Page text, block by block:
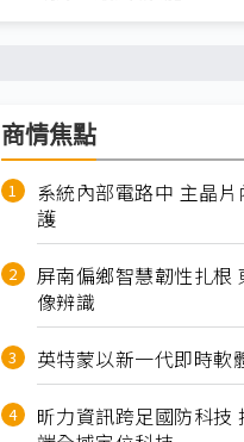
商情焦點
系統內部電路中 主晶
護
屏南偏鄉智慧韌性扎根
像辨識
英特蒙以新一代即時軟
昕力資訊跨足國防科技